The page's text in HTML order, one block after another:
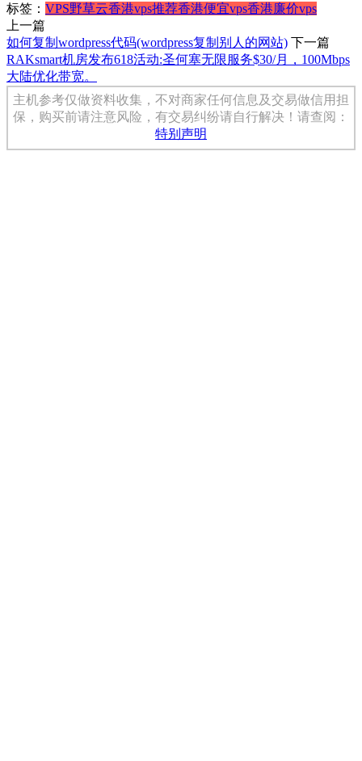
标签： VPS野草云香港vps推荐香港便宜vps香港廉价vps
上一篇
如何复制wordpress代码(wordpress复制别人的网站) 下一篇
RAKsmart机房发布618活动:圣何塞无限服务$30/月，100Mbps
大陆优化带宽。
主机参考仅做资料收集，不对商家任何信息及交易做信用担
保，购买前请注意风险，有交易纠纷请自行解决！请查阅：
特别声明